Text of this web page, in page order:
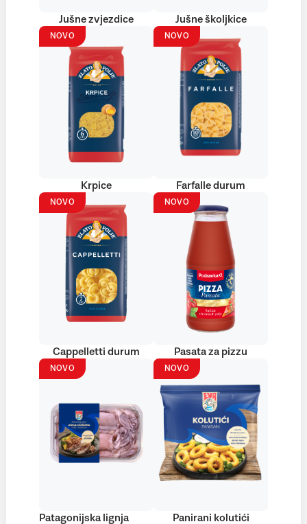
Jušne zvjezdice Jušne školjkice
NOVO
Krpice
NOVO
Farfalle durum
NOVO
Cappelletti durum
NOVO
Pasata za pizzu
NOVO
Patagonijska lignja
NOVO
Panirani kolutići